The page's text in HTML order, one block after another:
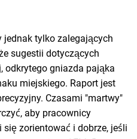
jednak tylko zalegających
sugestii dotyczących
odkrytego gniazda pająka
miejskiego. Raport jest
Czasami "martwy"
aby pracownicy
zorientować i dobrze, jeśli